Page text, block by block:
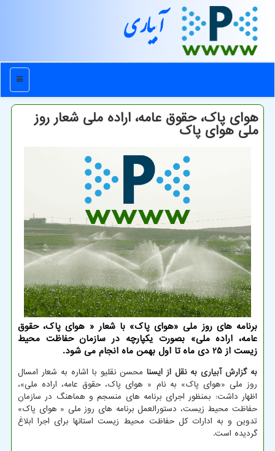
آبیاری
منو
هوای پاک، حقوق عامه، اراده ملی شعار روز
ملی هوای پاک
برنامه های روز ملی «هوای پاک» با شعار « هوای پاک، حقوق
عامه، اراده ملی» بصورت یکپارچه در سازمان حفاظت محیط
زیست از 25 دی ماه تا اول بهمن ماه انجام می شود.
به گزارش آبیاری به نقل از ایسنا محسن نقلیو با اشاره به شعار امسال
روز ملی «هوای پاک» به نام « هوای پاک، حقوق عامه، اراده ملی»،
اظهار داشت: بمنظور اجرای برنامه های منسجم و هماهنگ در سازمان
حفاظت محیط زیست، دستورالعمل برنامه های روز ملی « هوای پاک»
تدوین و به ادارات کل حفاظت محیط زیست استانها برای اجرا ابلاغ
گردیده است.